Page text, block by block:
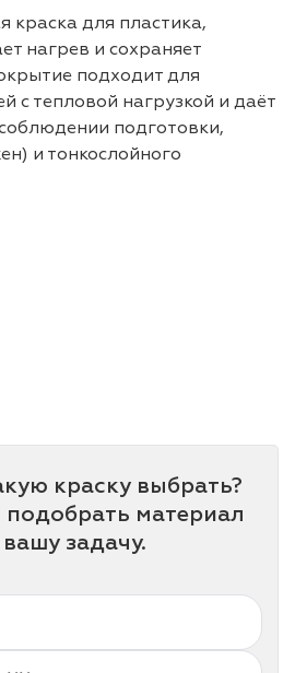
краска для пластика,
нагрев и сохраняет
подходит для
с тепловой нагрузкой и даёт
подготовки,
и тонкослойного
краску выбрать?
материал
задачу.